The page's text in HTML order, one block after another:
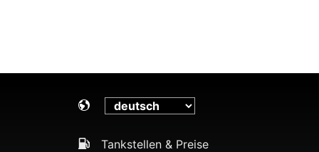
Tankstellen & Preise